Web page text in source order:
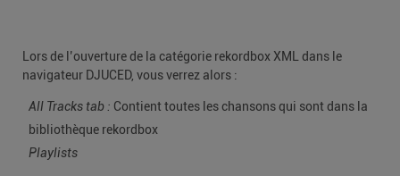
Lors de l’ouverture de la catégorie rekordbox XML dans le
navigateur DJUCED, vous verrez alors :
All Tracks tab : Contient toutes les chansons qui sont dans la
bibliothèque rekordbox
Playlists